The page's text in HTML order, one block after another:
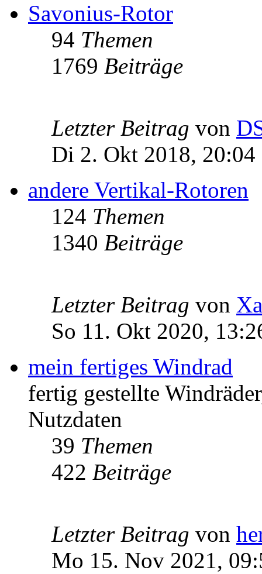
Savonius-Rotor
94 Themen
1769 Beiträge
Letzter Beitrag von
Di 2. Okt 2018, 20:04
andere Vertikal-Rotoren
124 Themen
1340 Beiträge
Letzter Beitrag von
So 11. Okt 2020,
mein fertiges Windrad
fertig gestellte
Nutzdaten
39 Themen
422 Beiträge
Letzter Beitrag von
Mo 15. Nov 2021,